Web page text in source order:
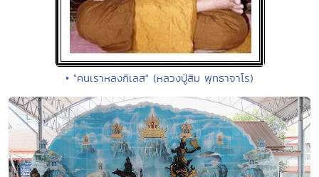
• "คนเราหลงกิเลส" (หลวงปู่สิม พุทธาจาโร)